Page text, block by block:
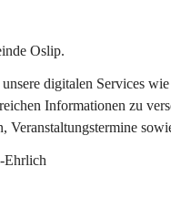
Oslip.
digitalen Services
Informationen zu
Veranstaltungstermine
Ehrlich